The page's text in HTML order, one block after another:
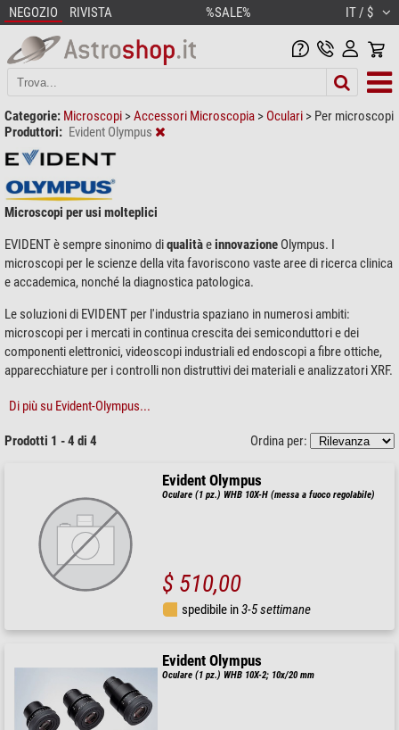
NEGOZIO RIVISTA %SALE% IT / $
Categorie: Microscopi >Accessori Microscopia > Oculari > Per microscopi
Produttori: Evident Olympus
Microscopi per usi molteplici
EVIDENT è sempre sinonimo diqualitàeinnovazione Olympus. I
microscopi per le scienze della vita favoriscono vaste aree di ricerca clinica
e accademica, nonché la diagnostica patologica.
Le soluzioni di EVIDENT per l'industria spaziano in numerosi ambiti:
microscopi per i mercati in continua crescita dei semiconduttori e dei
componenti elettronici, videoscopi industriali ed endoscopi a fibre ottiche,
apparecchiature per i controlli non distruttivi dei materiali e analizzatori XRF.
Di più su Evident-Olympus...
Prodotti 1 - 4 di 4 Ordina per:
Evident Olympus
Oculare (1 pz.) WHB 10X-H (messa a fuoco regolabile)
$ 510,00
spedibile in3-5 settimane
Evident Olympus
Oculare (1 pz.) WHB 10X-2; 10x/20 mm